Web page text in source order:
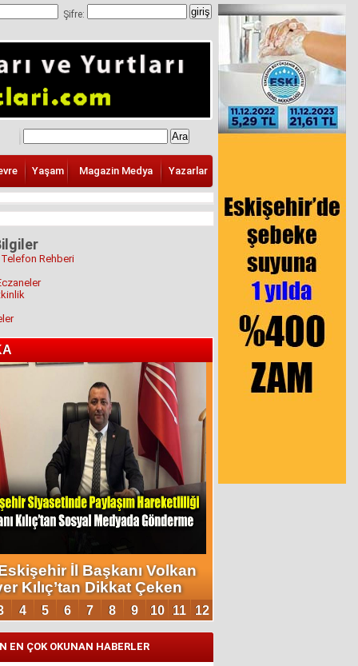
Şifre:
Yaşam Magazin Medya Yazarlar
Rehberi
EN ÇOK OKUNAN HABERLER